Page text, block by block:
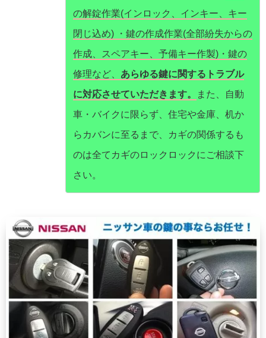
の解錠作業(インロック、インキー、キー
閉じ込め) ・鍵の作成作業(全部紛失からの
作成、スペアキー、予備キー作製)・鍵の
修理など、 あらゆる鍵に関するトラブル
に対応させていただきます。
また、自動
車・バイクに限らず、住宅や金庫、机か
らカバンに至るまで、カギの関係するも
のは全てカギのロックロックにご相談下
さい。